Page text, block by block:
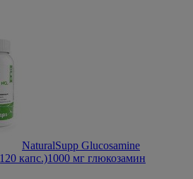
NaturalSupp Glucosamine
капс.)1000 мг глюкозамин